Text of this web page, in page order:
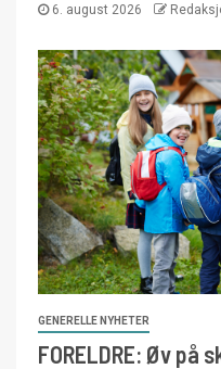
6. august 2026
GENERELLE NYHETER
FORELDRE: Øv på